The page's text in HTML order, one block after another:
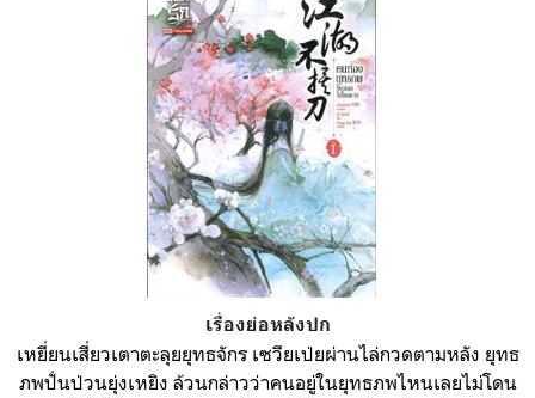
เรื่องย่อหลังปก
เหยี่ยนเสี่ยวเตาตะลุยยุทธจักร เซวียเป่ยผ่านไล่กวดตามหลัง ยุทธ
ภพปั่นป่วนยุ่งเหยิง ล้วนกล่าวว่าคนอยู่ในยุทธภพไหนเลยไม่โดน